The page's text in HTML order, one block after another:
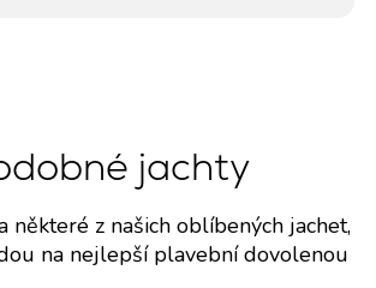
jachty
některé z našich oblíbených jachet,
na nejlepší plavební dovolenou